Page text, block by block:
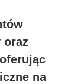
oraz
na